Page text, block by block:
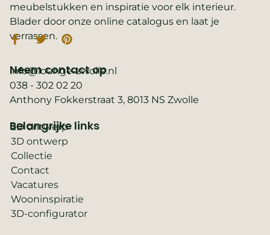
meubelstukken en inspiratie voor elk interieur.
Blader door onze online catalogus en laat je
verrassen.
Belangrijke links
2D ontwerp
3D ontwerp
Collectie
Contact
Vacatures
Wooninspiratie
3D-configurator
Neem contact op
info@lounge-zwolle.nl
038 - 302 02 20
Anthony Fokkerstraat 3, 8013 NS Zwolle